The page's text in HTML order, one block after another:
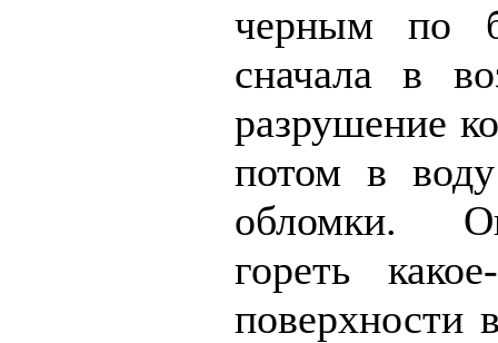
черным по
сначала в
разрушение
потом в
обломки.
гореть